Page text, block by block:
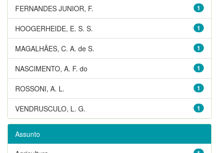
1
FERNANDES JUNIOR, F.
1
HOOGERHEIDE, E. S. S.
1
MAGALHÃES, C. A. de S.
1
NASCIMENTO, A. F. do
1
ROSSONI, A. L.
1
VENDRUSCULO, L. G.
Assunto